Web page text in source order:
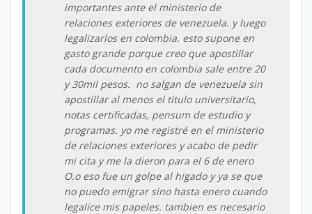
importantes ante el ministerio de
relaciones exteriores de venezuela. y luego
legalizarlos en colombia. esto supone en
gasto grande porque creo que apostillar
cada documento en colombia sale entre 20
y 30mil pesos. no salgan de venezuela sin
apostillar al menos el titulo universitario,
notas certificadas, pensum de estudio y
programas. yo me registré en el ministerio
de relaciones exteriores y acabo de pedir
mi cita y me la dieron para el 6 de enero
O.o eso fue un golpe al higado y ya se que
no puedo emigrar sino hasta enero cuando
legalice mis papeles. tambien es necesario